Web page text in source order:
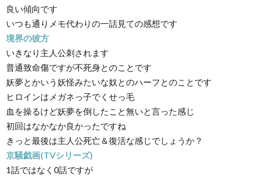
良い傾向です
いつも通りメモ代わりの一話見ての感想です
境界の彼方
いきなり主人公刺されます
普通致命傷ですが不死身とのことです
妖夢とかいう妖怪みたいな奴とのハーフとのことです
ヒロインはメガネっ子でくせっ毛
血を操るけど妖夢を倒したこと無いと言った感じ
初回はなかなか良かったですね
きっと最後は主人公死亡＆復活な感じでしょうか？
京騒戯画(TVシリーズ)
1話ではなく0話ですが